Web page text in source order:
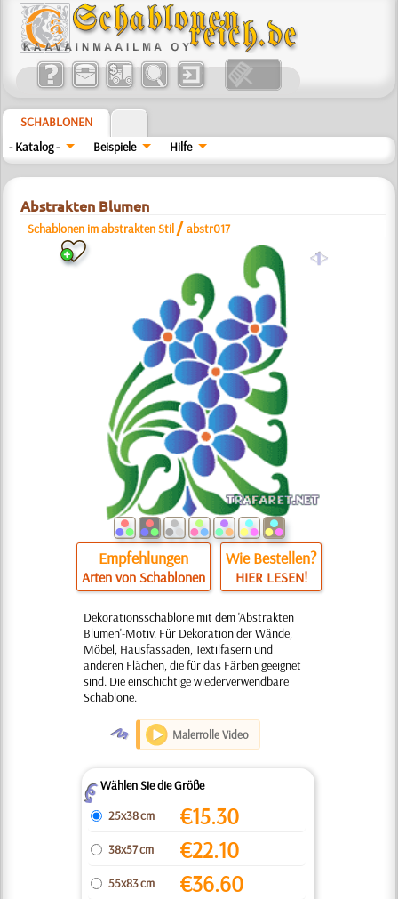
SCHABLONEN
- Katalog -
Beispiele Hilfe
Abstrakten Blumen
Schablonen im abstrakten Stil /abstr017
a
Empfehlungen
Arten von Schablonen
Wie Bestellen?
HIER LESEN!
Dekorationsschablone mit dem 'Abstrakten
Blumen'-Motiv. Für Dekoration der Wände,
Möbel, Hausfassaden, Textilfasern und
anderen Flächen, die für das Färben geeignet
sind. Die einschichtige wiederverwendbare
Schablone.
O Malerrolle Video
ZWählen Sie die Größe
25x38 cm
€15.30
38x57 cm €22.10
55x83 cm €36.60